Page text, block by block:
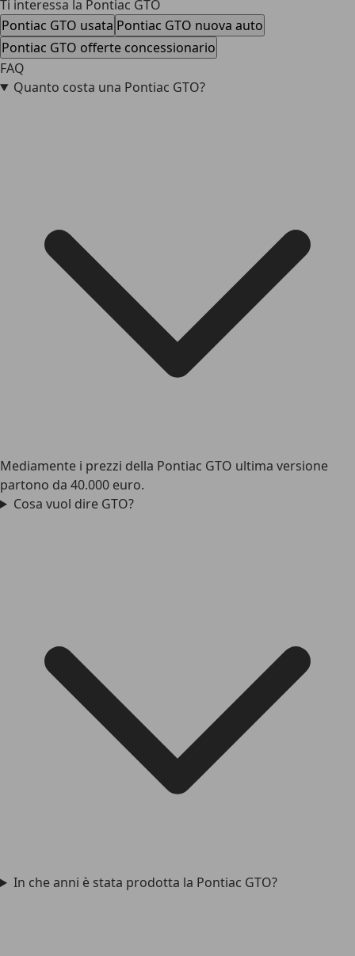
Ti interessa la Pontiac GTO
Pontiac GTO usata Pontiac GTO nuova auto
Pontiac GTO offerte concessionario
FAQ
Quanto costa una Pontiac GTO?
Mediamente i prezzi della Pontiac GTO ultima versione
partono da 40.000 euro.
Cosa vuol dire GTO?
In che anni è stata prodotta la Pontiac GTO?